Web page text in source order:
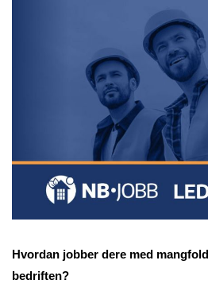
Hvordan jobber dere med
bedriften?